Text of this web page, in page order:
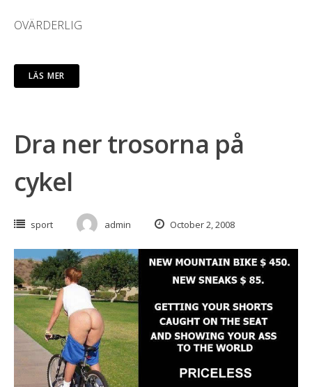
OVÄRDERLIG
LÄS MER
Dra ner trosorna på
cykel
sport admin October 2, 2008